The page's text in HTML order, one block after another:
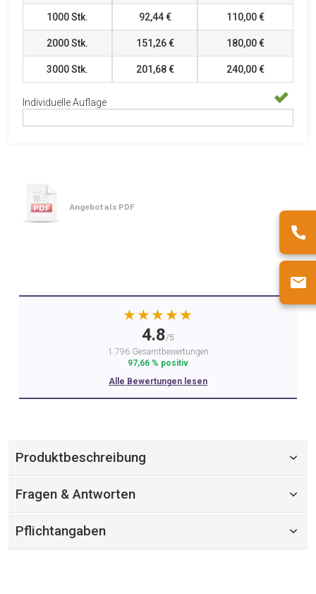
1000Stk. 92,44 € 110,00 €
2000Stk. 151,26 € 180,00 €
3000Stk. 201,68 € 240,00 €
Individuelle Auflage
Angebot als PDF
★★★★★
4.8/5
1.796 Gesamtbewertungen
97,66 % positiv
Alle Bewertungen lesen
Produktbeschreibung
Fragen & Antworten
Pflichtangaben